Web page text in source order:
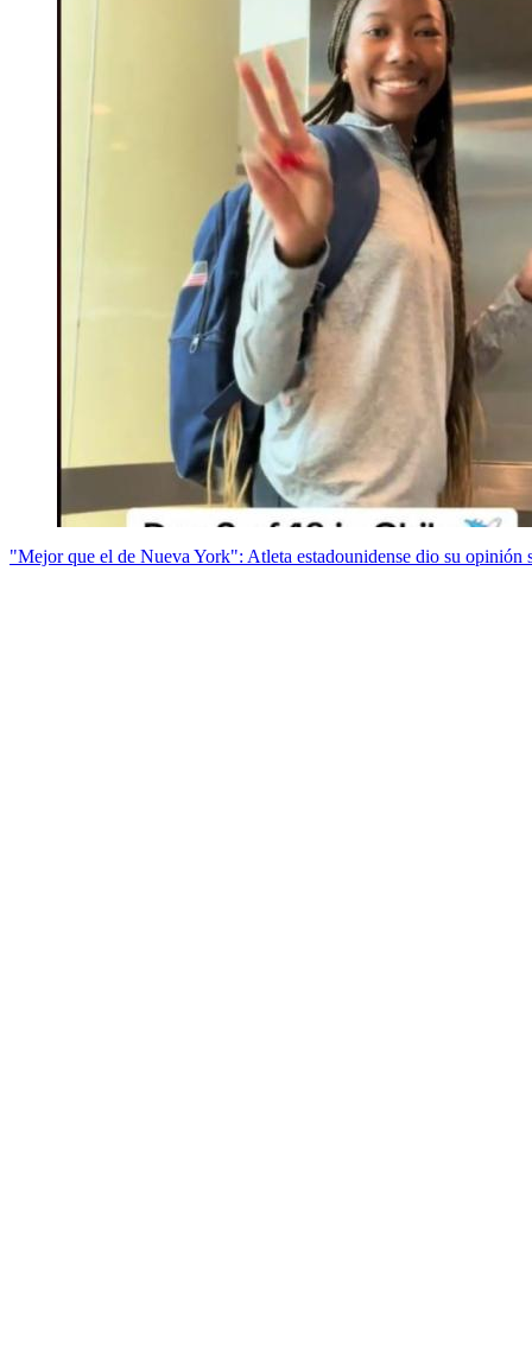
"Mejor que el de Nueva York": Atleta estadounidense dio su opinión